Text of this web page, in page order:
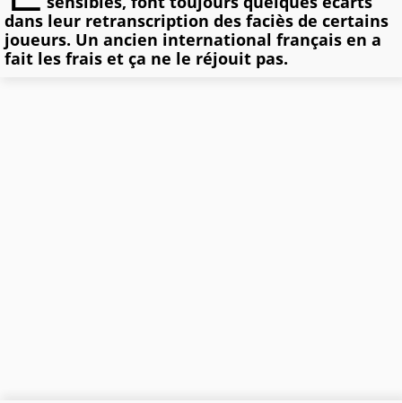
dans leur retranscription des faciès de certains
joueurs. Un ancien international français en a
fait les frais et ça ne le réjouit pas.